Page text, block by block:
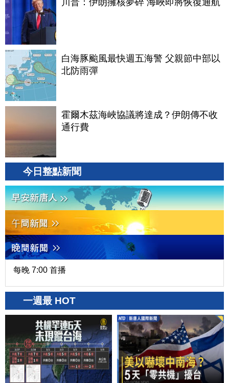
川普：伊朗擁核夢碎 海峽即將恢復通航
白海豚颱風最快週五海警 父親節中部以
北防雨彈
霍爾木茲海峽協議將達成？伊朗傳不收
通行費
今日整點新聞
每晚 7:00 首播
一週最 HOT